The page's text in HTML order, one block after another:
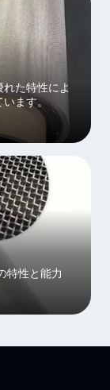
た特性によ
います。
特性と能力